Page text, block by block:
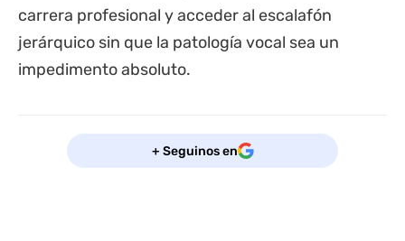
carrera profesional y acceder al escalafón
jerárquico sin que la patología vocal sea un
impedimento absoluto.
+ Seguinos en